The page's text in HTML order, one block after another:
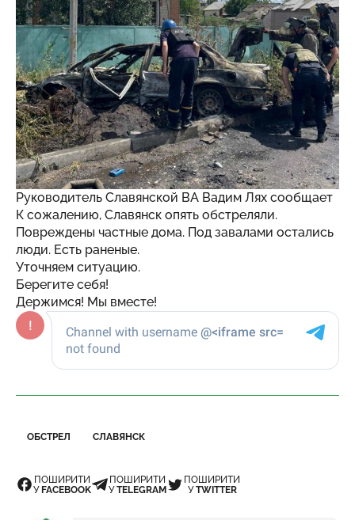
Руководитель Славянской ВА Вадим Лях сообщает
К сожалению, Славянск опять обстреляли.
Повреждены частные дома. Под завалами остались
люди. Есть раненые.
Уточняем ситуацию.
Берегите себя!
Держимся! Мы вместе!
ОБСТРЕЛ СЛАВЯНСК
ПОШИРИТИ
УFACEBOOK
ПОШИРИТИ
УTELEGRAM
ПОШИРИТИ
УTWITTER